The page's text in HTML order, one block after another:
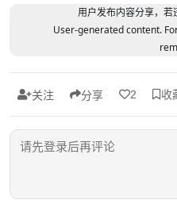
用户发布内容分享，若
User-generated content.
关注 分享 2 收